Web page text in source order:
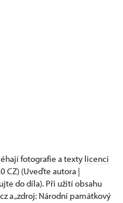
fotografie a texty licenci
CZ) (Uveďte autora |
do díla). Při užití obsahu
a „zdroj: Národní památkový